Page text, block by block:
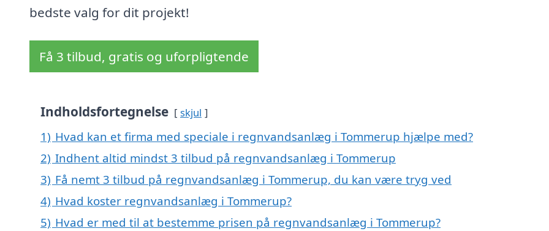
bedste valg for dit projekt!
Få 3 tilbud, gratis og uforpligtende
Indholdsfortegnelse skjul
1) Hvad kan et firma med speciale i regnvandsanlæg i Tommerup hjælpe med?
2) Indhent altid mindst 3 tilbud på regnvandsanlæg i Tommerup
3) Få nemt 3 tilbud på regnvandsanlæg i Tommerup, du kan være tryg ved
4) Hvad koster regnvandsanlæg i Tommerup?
5) Hvad er med til at bestemme prisen på regnvandsanlæg i Tommerup?